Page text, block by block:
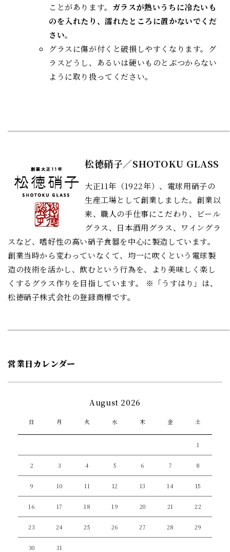
営業日カレンダー
August 2026
日 月 火 水 木 金 土
1
2 3 4 5 6 7 8
9 10 11 12 13 14 15
16 17 18 19 20 21 22
23 24 25 26 27 28 29
30 31
ことがあります。 ガラスが熱いうちに冷たいも
のを入れたり、濡れたところに置かないでくだ
さい。
グラスに傷が付くと破損しやすくなります。グ
ラスどうし、あるいは硬いものとぶつからない
ように取り扱ってください。
松徳硝子／SHOTOKU GLASS
大正11年（1922年）、電球用硝子の
生産工場として創業しました。創業以
来、職人の手仕事にこだわり、ビール
グラス、日本酒用グラス、ワイングラ
スなど、嗜好性の高い硝子食器を中心に製造しています。
創業当時から変わっていなくて、均一に吹くという電球製
造の技術を活かし、飲むという行為を、より美味しく楽し
くするグラス作りを目指しています。 ※「うすはり」は、
松徳硝子株式会社の登録商標です。